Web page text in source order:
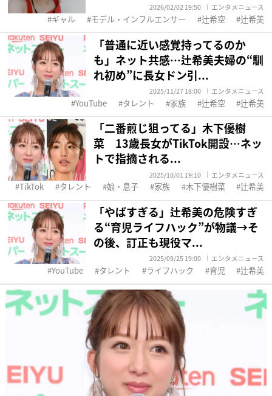
2026/02/02 19:50 エンタメニュース
ギャル モデル・インフルエンサー 辻希空 辻希美
「普通に近い感覚持ってるのか
も」ネット共感…辻希美夫婦の“馴
れ初め”に長女ドン引...
2025/11/27 18:00 エンタメニュース
YouTube タレント 家族 辻希空 辻希美
「二番煎じ狙ってる」木下優樹
菜 13歳長女がTikTok開設…ネッ
トで指摘される...
2025/10/01 19:10 エンタメニュース
TikTok タレント 娘・息子 家族 木下優樹菜 辻希美
「やばすぎる」辻希美の危険すぎ
る“育児ライフハック”が物議→そ
の後、訂正も現役マ...
2025/09/25 19:00 エンタメニュース
YouTube タレント ライフハック 育児 辻希美